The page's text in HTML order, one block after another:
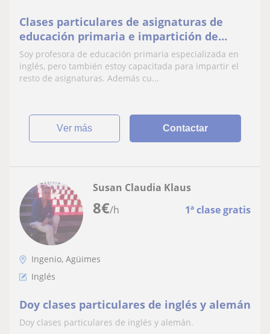
Clases particulares de asignaturas de
educación primaria e impartición de
inglés hasta 2 de bachillerato
Soy profesora de educación primaria especializada en
inglés, pero también estoy capacitada para impartir el
resto de asignaturas. Además cu...
ver más Contactar
8€/h 1ª clase gratis
Susan Claudia Klaus
Ingenio, Agüimes
Inglés
Doy clases particulares de inglés y alemán
Doy clases particulares de inglés y alemán.